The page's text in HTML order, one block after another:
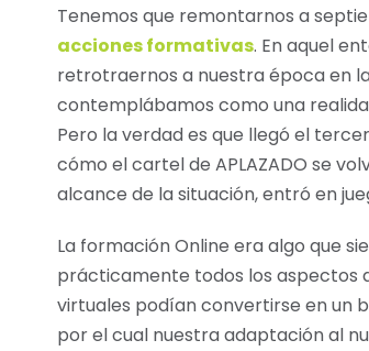
Tenemos que remontarnos a
acciones formativas. En aquel
retrotraernos a nuestra época en
contemplábamos como una
Pero la verdad es que llegó el
cómo el cartel de APLAZADO se
alcance de la situación, entró en
La formación Online era algo que
prácticamente todos los aspectos
virtuales podían convertirse en un
por el cual nuestra adaptación al